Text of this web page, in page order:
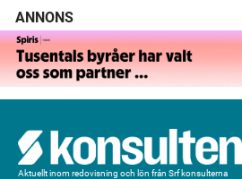
ANNONS
Aktuellt inom redovisning och lön från Srf konsulterna